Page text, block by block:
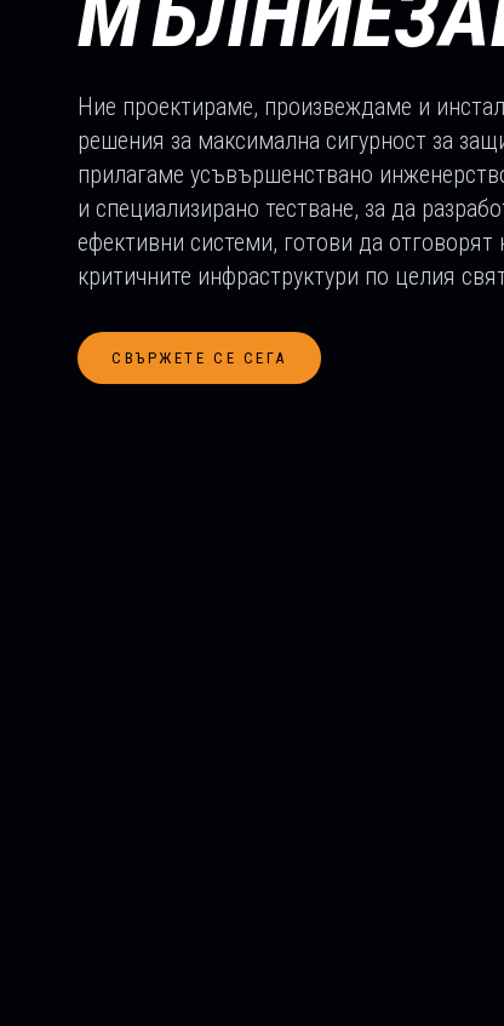
Ние проектираме, произвеждаме и
решения за максимална сигурност за
прилагаме усъвършенствано
и специализирано тестване, за да
ефективни системи, готови да отговорят
критичните инфраструктури по целия
СВЪРЖЕТЕ СЕ СЕГА